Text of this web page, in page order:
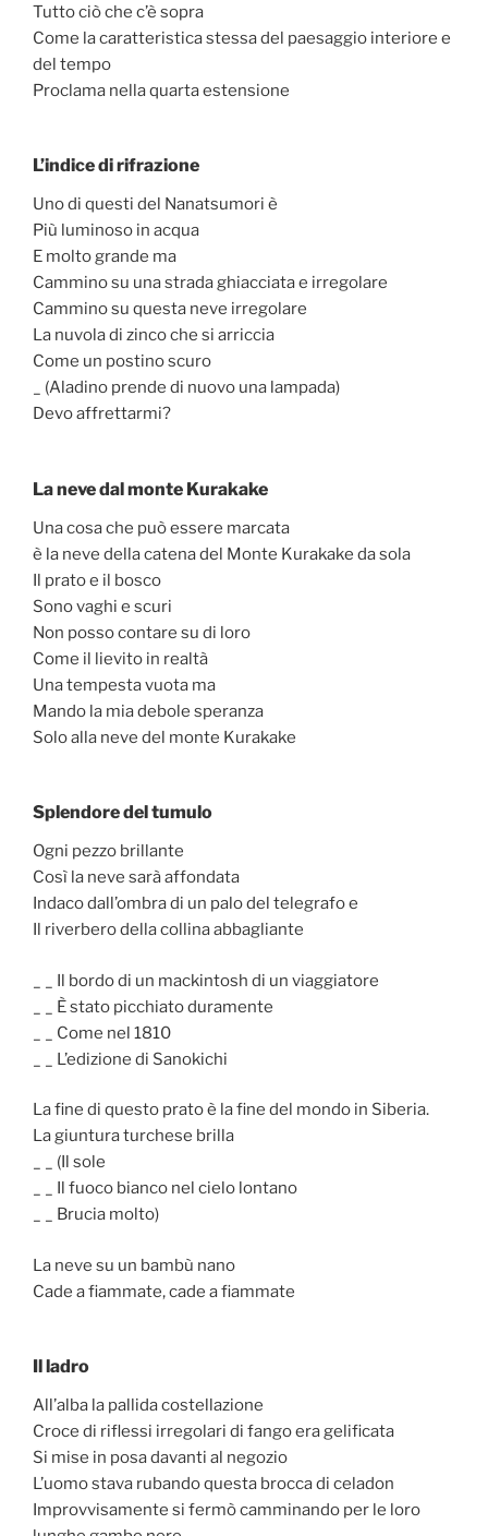
Tutto ciò che c’è sopra
Come la caratteristica stessa del paesaggio interiore e
del tempo
Proclama nella quarta estensione
L’indice di rifrazione
Uno di questi del Nanatsumori è
Più luminoso in acqua
E molto grande ma
Cammino su una strada ghiacciata e irregolare
Cammino su questa neve irregolare
La nuvola di zinco che si arriccia
Come un postino scuro
_ (Aladino prende di nuovo una lampada)
Devo affrettarmi?
La neve dal monte Kurakake
Una cosa che può essere marcata
è la neve della catena del Monte Kurakake da sola
Il prato e il bosco
Sono vaghi e scuri
Non posso contare su di loro
Come il lievito in realtà
Una tempesta vuota ma
Mando la mia debole speranza
Solo alla neve del monte Kurakake
Splendore del tumulo
Ogni pezzo brillante
Così la neve sarà affondata
Indaco dall’ombra di un palo del telegrafo e
Il riverbero della collina abbagliante
_ _ Il bordo di un mackintosh di un viaggiatore
_ _ È stato picchiato duramente
_ _ Come nel 1810
_ _ L’edizione di Sanokichi
La fine di questo prato è la fine del mondo in Siberia.
La giuntura turchese brilla
_ _ (Il sole
_ _ Il fuoco bianco nel cielo lontano
_ _ Brucia molto)
La neve su un bambù nano
Cade a fiammate, cade a fiammate
Il ladro
All’alba la pallida costellazione
Croce di riflessi irregolari di fango era gelificata
Si mise in posa davanti al negozio
L’uomo stava rubando questa brocca di celadon
Improvvisamente si fermò camminando per le loro